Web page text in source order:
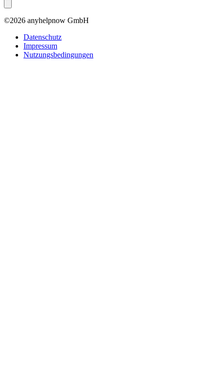
©2026 anyhelpnow GmbH
Datenschutz
Impressum
Nutzungsbedingungen